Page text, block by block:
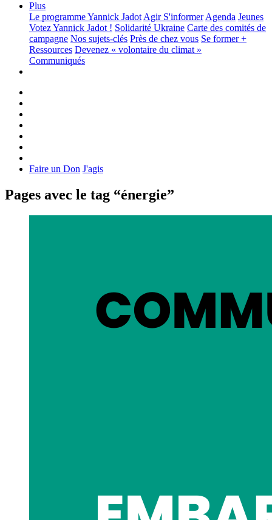
Plus
Le programmeYannick Jadot Agir S'informer Agenda Jeunes
Votez Yannick Jadot ! Solidarité Ukraine Carte des comités de
campagne Nos sujets-clés Près de chez vous Se former +
Ressources Devenez « volontaire du climat »
Communiqués
Faire un Don J'agis
Pages avec le tag “énergie”